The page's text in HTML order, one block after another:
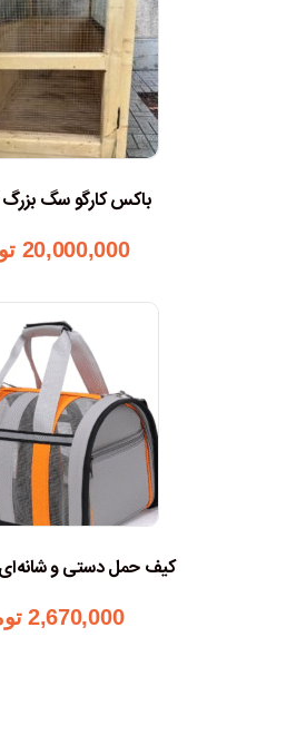
باکس کارگو سگ
20,000,000
کیف حمل دستی و
2,670,000